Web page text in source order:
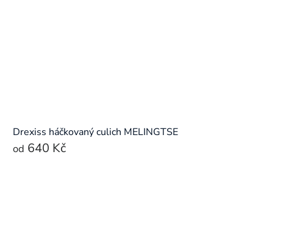
Drexiss háčkovaný culich MELINGTSE
od 640 Kč